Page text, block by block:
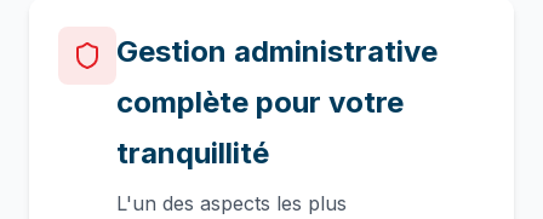
Gestion administrative
complète pour votre
tranquillité
L'un des aspects les plus